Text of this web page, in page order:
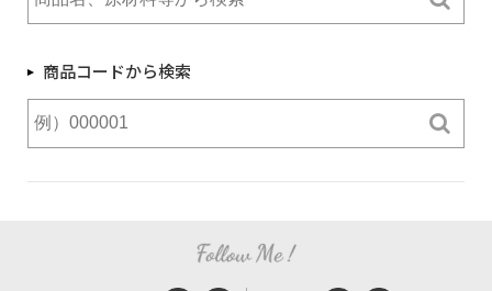
商品コードから検索